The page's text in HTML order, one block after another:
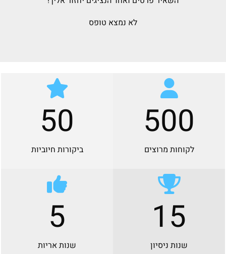
לא נמצא טופס
500
לקוחות מרוצים
50
ביקורות חיוביות
15
שנות ניסיון
5
שנות אריות